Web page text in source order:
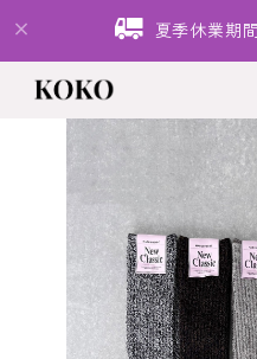
夏季休業期